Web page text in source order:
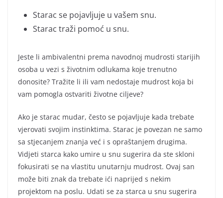
Starac se pojavljuje u vašem snu.
Starac traži pomoć u snu.
Jeste li ambivalentni prema navodnoj mudrosti starijih
osoba u vezi s životnim odlukama koje trenutno
donosite? Tražite li ili vam nedostaje mudrost koja bi
vam pomogla ostvariti životne ciljeve?
Ako je starac mudar, često se pojavljuje kada trebate
vjerovati svojim instinktima. Starac je povezan ne samo
sa stjecanjem znanja već i s opraštanjem drugima.
Vidjeti starca kako umire u snu sugerira da ste skloni
fokusirati se na vlastitu unutarnju mudrost. Ovaj san
može biti znak da trebate ići naprijed s nekim
projektom na poslu. Udati se za starca u snu sugerira